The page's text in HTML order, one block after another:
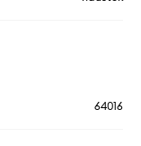
64016